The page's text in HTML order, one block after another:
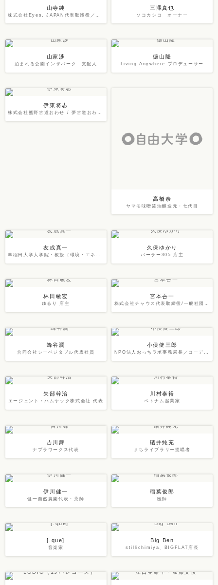
山寺純 三澤真也
ソコカシコ オーナー
山家渉
泊まれる公園インザパーク 支配人
徳山隆
Living Anywhere プロデューサー
伊東将志
高橋泰
ヤマモ味噌醤油醸造元・七代目
友成真一 久保ゆかり
パーラー305 店主
林田敏宏
ゆるり 店主
宮本吾一
蜂谷潤
合同会社シーベジタブル代表社員
小俣健三郎
NPO法人おっちラボ事務局長／コーディネーター
矢部幹治
エージェント・ハムヤック株式会社 代表
川村泰裕
ベトナム起業家
吉川舞
ナプラワークス代表
礒井純充
まちライブラリー提唱者
伊川健一
健一自然農園代表・茶師
稲葉俊郎
医師
[.que]
音楽家
Big Ben
stillichimiya、BIGFLAT店長